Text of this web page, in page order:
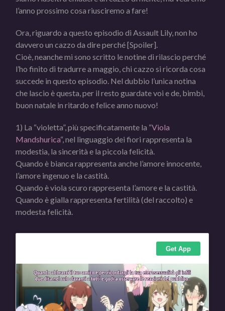
l’anno prossimo cosa riusciremo a fare!
Ora, riguardo a questo episodio di Assault Lily, non ho
davvero un cazzo da dire perché [Spoiler].
Cioè, neanche mi sono scritto le notine di rilascio perché
l’ho finito di tradurre a maggio, chi cazzo si ricorda cosa
succede in questo episodio. Nel dubbio l’unica notina
che lascio è questa, per il resto guardate voi e de, bimbi,
buon natale in ritardo e felice anno nuovo!
1) La “violetta”, più specificatamente la “Viola
Mandshurica“, nel linguaggio dei fiori rappresenta la
modestia, la sincerità e la piccola felicità.
Quando è bianca rappresenta anche l’amore innocente,
l’amore ingenuo e la castità.
Quando è viola scuro rappresenta l’amore e la castità.
Quando è gialla rappresenta fertilità (del raccolto) e
modesta felicità.